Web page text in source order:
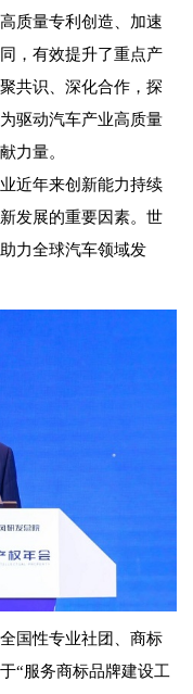
质量专利创造、加速
，有效提升了重点产
共识、深化合作，探
驱动汽车产业高质量
力量。
近年来创新能力持续
发展的重要因素。世
力全球汽车领域发
国性专业社团、商标
“服务商标品牌建设工